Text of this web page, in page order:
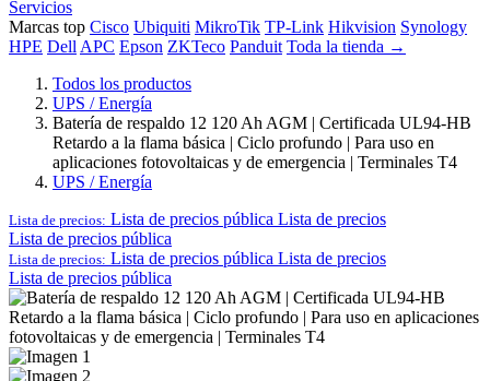
Servicios
Marcas top Cisco Ubiquiti MikroTik TP-Link Hikvision Synology
HPE Dell APC Epson ZKTeco Panduit Toda la tienda →
Todos los productos
UPS / Energía
Batería de respaldo 12 120 Ah AGM | Certificada UL94-HB
Retardo a la flama básica | Ciclo profundo | Para uso en
aplicaciones fotovoltaicas y de emergencia | Terminales T4
UPS / Energía
Lista de precios: Lista de precios pública Lista de precios
Lista de precios pública
Lista de precios: Lista de precios pública Lista de precios
Lista de precios pública